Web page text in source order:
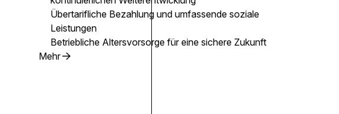
Übertarifliche Bezahlung und umfassende soziale
Leistungen
Betriebliche Altersvorsorge für eine sichere Zukunft
Mehr